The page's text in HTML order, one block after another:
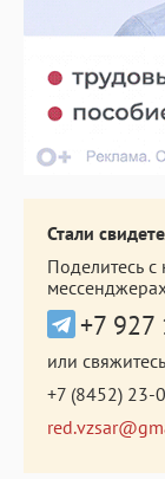
Стали
Поделитесь
+7 927
или
+7 (8452) 23-